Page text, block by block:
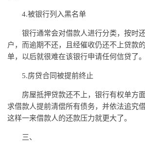
4.被银行列入黑名单
银行通常会对借款人进行分类，按时
户，而逾期不还，且经催收仍还不上贷款
单，以后就很难在该银行申请任何信贷了。
5.房贷合同被提前终止
房屋抵押贷款还不上，银行有权单方
求借款人提前清偿所有债务，并依法追究
这样一来借款人的还款压力就更大了。
三、